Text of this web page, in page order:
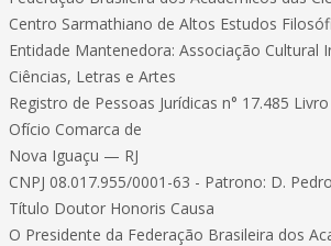
Centro Sarmathiano de Altos Estudos
Entidade Mantenedora: Associação Cultural
Ciências, Letras e Artes
Registro de Pessoas Jurídicas n° 17.485
Ofício Comarca de
Nova Iguaçu — RJ
CNPJ 08.017.955/0001-63 - Patrono: D.
Título Doutor Honoris Causa
O Presidente da Federação Brasileira dos